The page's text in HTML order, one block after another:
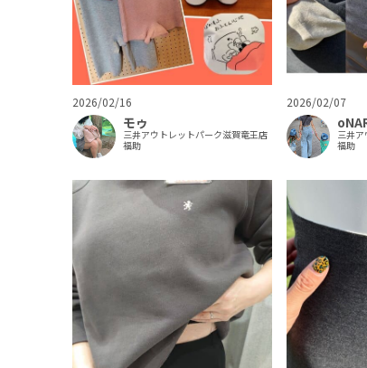
2026/02/16
モゥ
三井アウトレットパーク滋賀竜王店
福助
2026/02/07
三井
福助